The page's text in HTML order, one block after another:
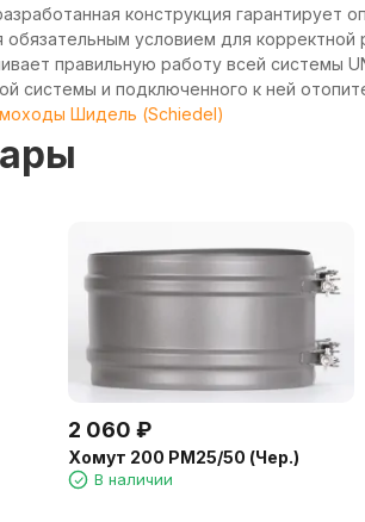
конструкция гарантирует
обязательным условием для корректной
правильную работу всей системы
системы и подключенного к ней
Шидель (Schiedel)
2 060 ₽
Хомут 200 РМ25/50 (Чер.)
В наличии